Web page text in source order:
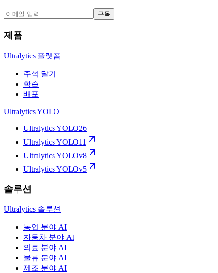
구독
제품
Ultralytics 플랫폼
주석 달기
학습
배포
Ultralytics YOLO
Ultralytics YOLO26
Ultralytics YOLO11
Ultralytics YOLOv8
Ultralytics YOLOv5
솔루션
Ultralytics 솔루션
농업 분야 AI
자동차 분야 AI
의료 분야 AI
물류 분야 AI
제조 분야 AI